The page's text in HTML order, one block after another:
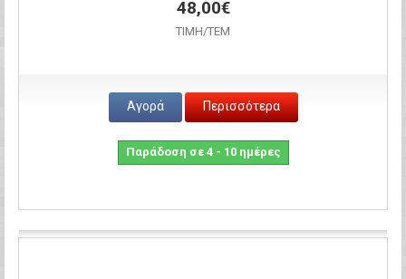
48,00€
ΤΙΜH/ΤΕΜ
Αγορά Περισσότερα
Παράδοση σε 4 - 10 ημέρες